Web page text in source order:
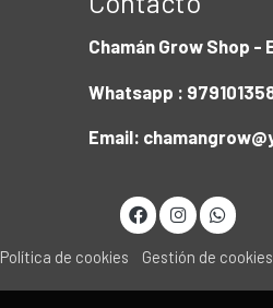
Chamán Grow Shop
Whatsapp :
Email:
Política de cookies Gestión de cookies